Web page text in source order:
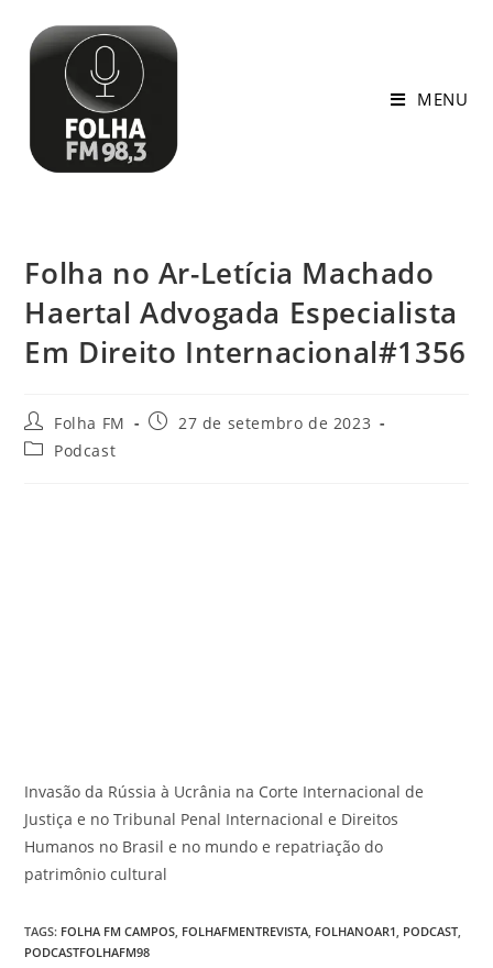
MENU
Folha no Ar-Letícia Machado
Haertal Advogada Especialista
Em Direito Internacional#1356
Folha FM
27 de setembro de 2023
Podcast
Invasão da Rússia à Ucrânia na Corte Internacional de
Justiça e no Tribunal Penal Internacional e Direitos
Humanos no Brasil e no mundo e repatriação do
patrimônio cultural
TAGS: FOLHA FM CAMPOS FOLHAFMENTREVISTA FOLHANOAR1 PODCAST
PODCASTFOLHAFM98